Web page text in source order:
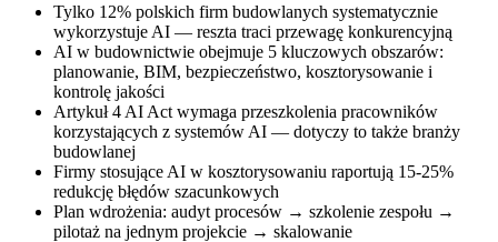
Tylko 12% polskich firm budowlanych systematycznie
wykorzystuje AI — reszta traci przewagę konkurencyjną
AI w budownictwie obejmuje 5 kluczowych obszarów:
planowanie, BIM, bezpieczeństwo, kosztorysowanie i
kontrolę jakości
Artykuł 4 AI Act wymaga przeszkolenia pracowników
korzystających z systemów AI — dotyczy to także branży
budowlanej
Firmy stosujące AI w kosztorysowaniu raportują 15-25%
redukcję błędów szacunkowych
Plan wdrożenia: audyt procesów → szkolenie zespołu →
pilotaż na jednym projekcie → skalowanie